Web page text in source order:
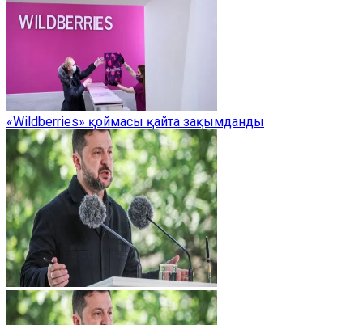
«Wildberries» қоймасы қайта зақымданды